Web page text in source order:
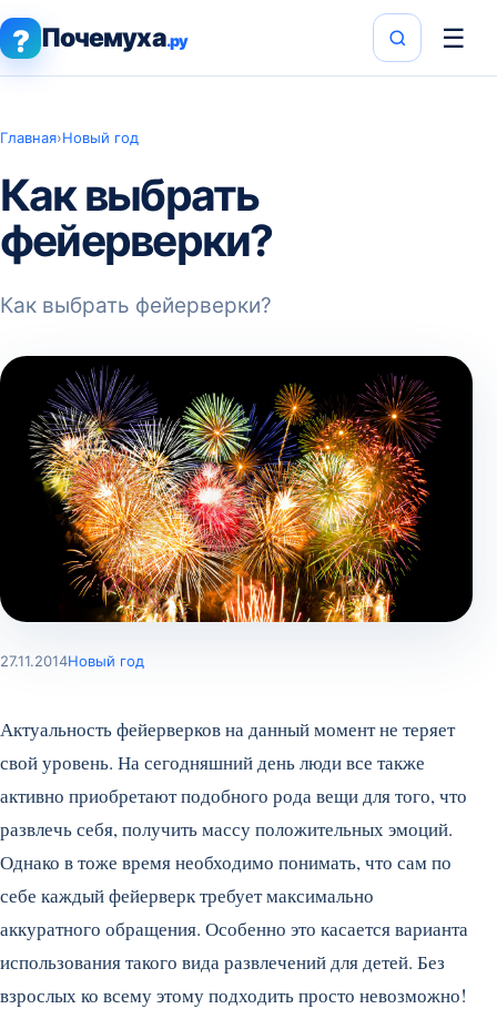
? Почемуха.ру ☰
Главная›Новый год
Как выбрать
фейерверки?
Как выбрать фейерверки?
27.11.2014Новый год
Актуальность фейерверков на данный момент не теряет
свой уровень. На сегодняшний день люди все также
активно приобретают подобного рода вещи для того, что
развлечь себя, получить массу положительных эмоций.
Однако в тоже время необходимо понимать, что сам по
себе каждый фейерверк требует максимально
аккуратного обращения. Особенно это касается варианта
использования такого вида развлечений для детей. Без
взрослых ко всему этому подходить просто невозможно!